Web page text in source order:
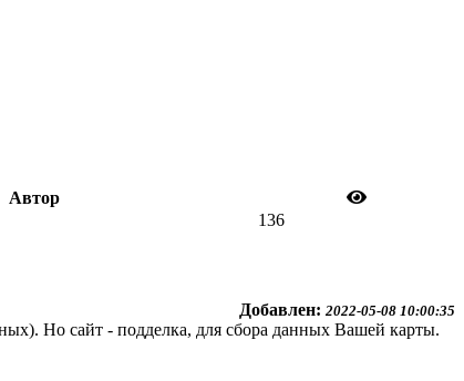
Автор
136
Добавлен: 2022-05-08 10:00:35
Но сайт - подделка, для сбора данных Вашей карты.